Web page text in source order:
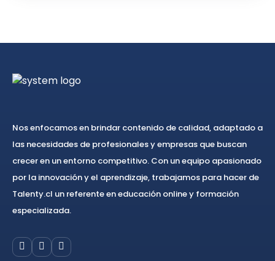
Nos enfocamos en brindar contenido de calidad, adaptado a
las necesidades de profesionales y empresas que buscan
crecer en un entorno competitivo. Con un equipo apasionado
por la innovación y el aprendizaje, trabajamos para hacer de
Talenty.cl un referente en educación online y formación
especializada.